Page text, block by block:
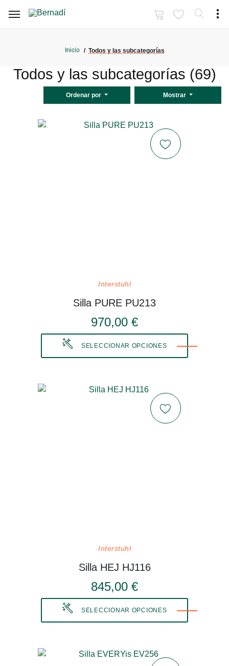
Inicio Todos y las subcategorías
Todos y las subcategorías (69)
Ordenar por Mostrar
Interstuhl
Silla PURE PU213
970,00 €
SELECCIONAR OPCIONES
Interstuhl
Silla HEJ HJ116
845,00 €
SELECCIONAR OPCIONES